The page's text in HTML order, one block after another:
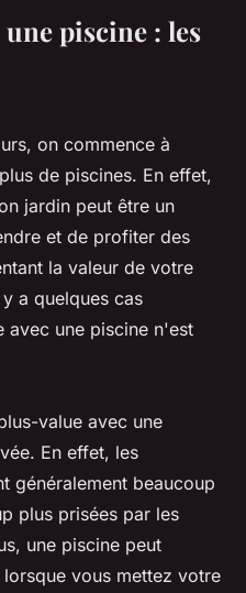
piscine : les
on commence à
de piscines. En effet,
jardin peut être un
et de profiter des
la valeur de votre
a quelques cas
avec une piscine n'est
value avec une
En effet, les
généralement beaucoup
plus prisées par les
une piscine peut
vous mettez votre